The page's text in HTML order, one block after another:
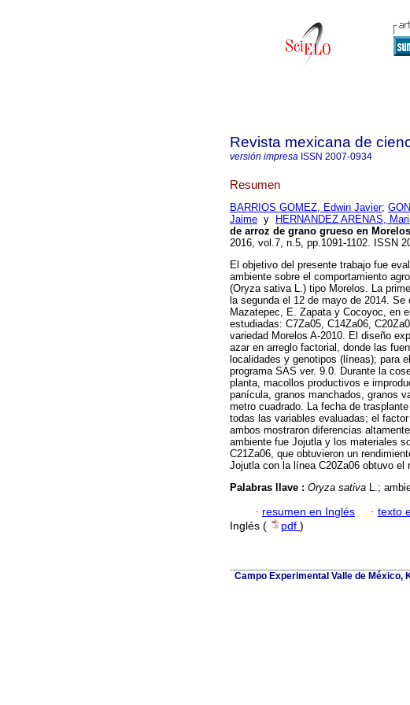
Revista mexicana de
versión impresa ISSN 2007-0934
Resumen
BARRIOS GOMEZ, Edwin Javier;
Jaime y HERNANDEZ ARENAS,
de arroz de grano grueso en
2016, vol.7, n.5, pp.1091-1102. ISSN
El objetivo del presente trabajo fue
ambiente sobre el comportamiento
(Oryza sativa L.) tipo Morelos. La
la segunda el 12 de mayo de 2014.
Mazatepec, E. Zapata y Cocoyoc, en
estudiadas: C7Za05, C14Za06,
variedad Morelos A-2010. El diseño
azar en arreglo factorial, donde las
localidades y genotipos (líneas); para
programa SAS ver. 9.0. Durante la
planta, macollos productivos e
panícula, granos manchados, granos
metro cuadrado. La fecha de
todas las variables evaluadas; el
ambos mostraron diferencias
ambiente fue Jojutla y los materiales
C21Za06, que obtuvieron un
Jojutla con la línea C20Za06 obtuvo
Palabras llave : Oryza sativa L.;
· resumen en Inglés · texto
Inglés (
pdf )
Campo Experimental Valle de México,